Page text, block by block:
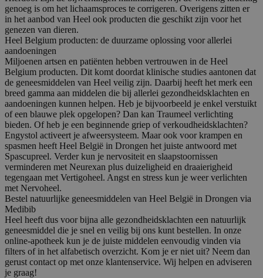
genoeg is om het lichaamsproces te corrigeren. Overigens zitten er
in het aanbod van Heel ook producten die geschikt zijn voor het
genezen van dieren.
Heel Belgium producten: de duurzame oplossing voor allerlei
aandoeningen
Miljoenen artsen en patiënten hebben vertrouwen in de Heel
Belgium producten. Dit komt doordat klinische studies aantonen dat
de geneesmiddelen van Heel veilig zijn. Daarbij heeft het merk een
breed gamma aan middelen die bij allerlei gezondheidsklachten en
aandoeningen kunnen helpen. Heb je bijvoorbeeld je enkel verstuikt
of een blauwe plek opgelopen? Dan kan Traumeel verlichting
bieden. Of heb je een beginnende griep of verkoudheidsklachten?
Engystol activeert je afweersysteem. Maar ook voor krampen en
spasmen heeft Heel België in Drongen het juiste antwoord met
Spascupreel. Verder kun je nervositeit en slaapstoornissen
verminderen met Neurexan plus duizeligheid en draaierigheid
tegengaan met Vertigoheel. Angst en stress kun je weer verlichten
met Nervoheel.
Bestel natuurlijke geneesmiddelen van Heel België in Drongen via
Medibib
Heel heeft dus voor bijna alle gezondheidsklachten een natuurlijk
geneesmiddel die je snel en veilig bij ons kunt bestellen. In onze
online-apotheek kun je de juiste middelen eenvoudig vinden via
filters of in het alfabetisch overzicht. Kom je er niet uit? Neem dan
gerust contact op met onze klantenservice. Wij helpen en adviseren
je graag!